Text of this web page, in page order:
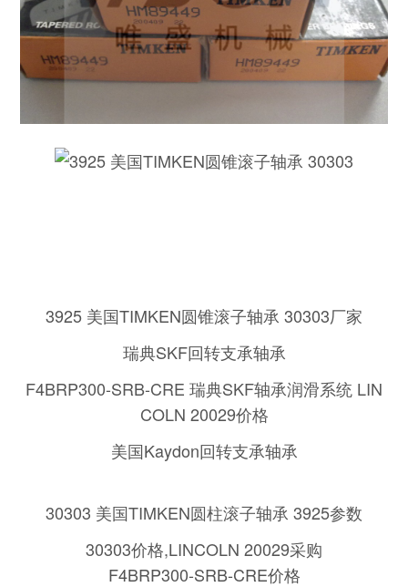
3925 美国TIMKEN圆锥滚子轴承 30303厂家
瑞典SKF回转支承轴承
F4BRP300-SRB-CRE 瑞典SKF轴承润滑系统 LIN
COLN 20029价格
美国Kaydon回转支承轴承
30303 美国TIMKEN圆柱滚子轴承 3925参数
30303价格,LINCOLN 20029采购
F4BRP300-SRB-CRE价格